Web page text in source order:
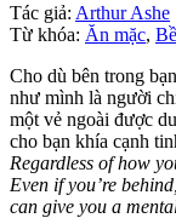
Tác giả: Arthur Ashe
Từ khóa: Ăn mặc,
Cho dù bên trong
như mình là người
một vẻ ngoài được
cho bạn khía cạnh
Regardless of how
Even if you’re
can give you a